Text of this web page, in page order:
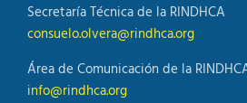
Secretaría Técnica de la RINDHCA
consuelo.olvera@rindhca.org
Área de Comunicación de la
info@rindhca.org